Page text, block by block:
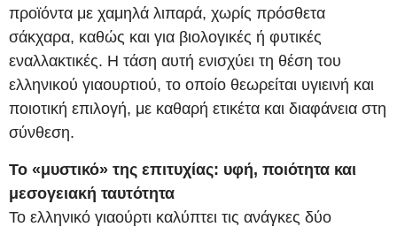
προϊόντα με χαμηλά λιπαρά, χωρίς πρόσθετα
σάκχαρα, καθώς και για βιολογικές ή φυτικές
εναλλακτικές. Η τάση αυτή ενισχύει τη θέση του
ελληνικού γιαουρτιού, το οποίο θεωρείται υγιεινή και
ποιοτική επιλογή, με καθαρή ετικέτα και διαφάνεια στη
σύνθεση.
Το «μυστικό» της επιτυχίας: υφή, ποιότητα και
μεσογειακή ταυτότητα
Το ελληνικό γιαούρτι καλύπτει τις ανάγκες δύο